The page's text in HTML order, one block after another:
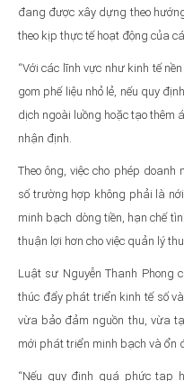
đang được xây dựng theo
theo kịp thực tế hoạt động của
“Với các lĩnh vực như kinh tế
gom phế liệu nhỏ lẻ, nếu quy
dịch ngoài luồng hoặc tạo thêm
nhận định.
Theo ông, việc cho phép
số trường hợp không phải là
minh bạch dòng tiền, hạn chế
thuận lợi hơn cho việc quản lý
Luật sư Nguyễn Thanh Phong
thúc đẩy phát triển kinh tế số
vừa bảo đảm nguồn thu, vừa
mới phát triển minh bạch và ổn
“Nếu quy định quá phức tạp